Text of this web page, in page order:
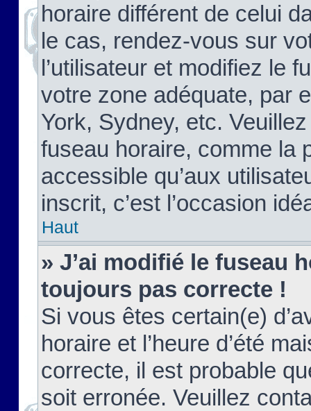
horaire différent de celui
le cas, rendez-vous sur
l’utilisateur et modifiez le
votre zone adéquate, par
York, Sydney, etc.
fuseau horaire, comme la
accessible qu’aux
inscrit, c’est l’occasion
Haut
» J’ai modifié le fuseau
toujours pas correcte !
Si vous êtes certain(e)
horaire et l’heure d’été
correcte, il est probable
soit erronée. Veuillez